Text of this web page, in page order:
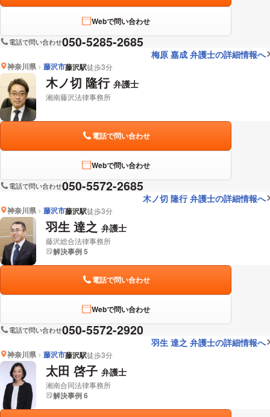
Webで問い合わせ
電話で問い合わせ050-5285-2685
梅原 嘉成 弁護士の詳細情報へ
神奈川県 藤沢市藤沢駅徒歩3分
木ノ切 隆行 弁護士
湘南藤沢法律事務所
電話で問い合わせ
Webで問い合わせ
電話で問い合わせ050-5572-2685
木ノ切 隆行 弁護士の詳細情報へ
神奈川県 藤沢市藤沢駅徒歩3分
羽生 達之 弁護士
藤沢総合法律事務所
解決事例 5
電話で問い合わせ
Webで問い合わせ
電話で問い合わせ050-5572-2920
羽生 達之 弁護士の詳細情報へ
神奈川県 藤沢市藤沢駅徒歩3分
太田 啓子 弁護士
湘南合同法律事務所
解決事例 6